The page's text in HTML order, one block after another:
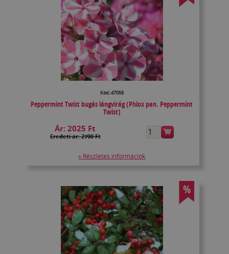
Kód: 47056
Peppermint Twist bugás lángvirág (Phlox pan. Peppermint
Twist)
Ár:2025 Ft
Eredeti ár: 2700 Ft
» Részletes információk
%